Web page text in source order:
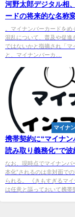
河野太郎デジタル相
ードの将来的な名称
「制度とカードが世
乱」
。マイナンバーカードをめ
混乱について、普及や促進
ではないかと指摘され「マ
と、マイナンバーカ....
マイナ
携帯契約に“マイナン
読み取り義務化”で波
作らされるのと同じ
ゃ ...
なお、現時点でマイナンバ
本化”されるのは非対面で
られる。 《きもすぎるマ
は任意と謳っておいて携帯